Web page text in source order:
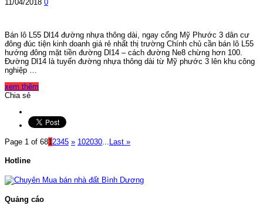
11/04/2018 0
Bán lô L55 Dl14 đường nhựa thông dài, ngay cổng Mỹ Phước 3 dân cư
đông đúc tiện kinh doanh giá rẻ nhất thị trường Chính chủ cần bán lô L55
hướng đông mặt tiền đường Dl14 – cách đường Ne8 chừng hơn 100.
Đường Dl14 là tuyến đường nhựa thông dài từ Mỹ phước 3 lên khu công
nghiệp …
xem thêm
Chia sẻ
Page 1 of 6812345 » 102030... Last »
Hotline
Quảng cáo